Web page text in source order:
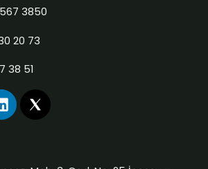
3850
20 73
38 51
L
i
n